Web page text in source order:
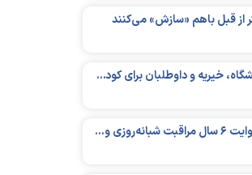
روایت ۶۰ سال همکاری دانشگاه، خیریه و داوطلبان برای کودکان نیازمند در استرالیا
مادری در تکاپوی زیستن؛ روایت ۶ سال مراقبت شبانه‌روزی و امید به فردای «نورا»